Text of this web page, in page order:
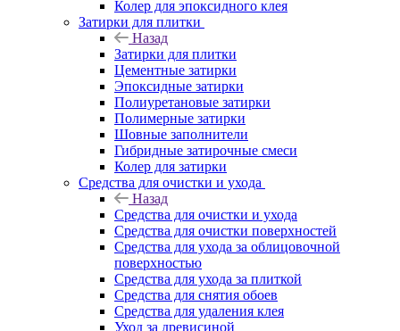
Колер для эпоксидного клея
Затирки для плитки
Назад
Затирки для плитки
Цементные затирки
Эпоксидные затирки
Полиуретановые затирки
Полимерные затирки
Шовные заполнители
Гибридные затирочные смеси
Колер для затирки
Средства для очистки и ухода
Назад
Средства для очистки и ухода
Средства для очистки поверхностей
Средства для ухода за облицовочной
поверхностью
Средства для ухода за плиткой
Средства для снятия обоев
Средства для удаления клея
Уход за древисиной